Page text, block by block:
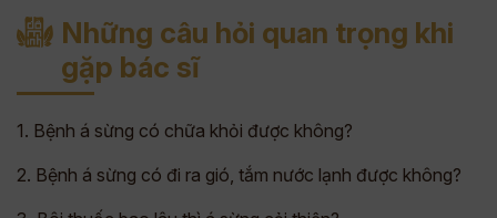
Những câu hỏi quan trọng khi
gặp bác sĩ
1. Bệnh á sừng có chữa khỏi được không?
2. Bệnh á sừng có đi ra gió, tắm nước lạnh được không?